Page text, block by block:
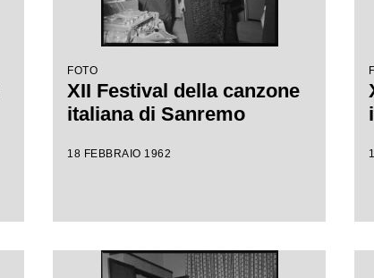
FOTO
XII Festival della canzone
italiana di Sanremo
18 FEBBRAIO 1962